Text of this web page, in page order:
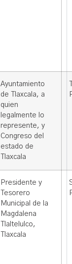
Ayuntamiento
de Tlaxcala, a
quien
legalmente lo
represente, y
Congreso del
estado de
Tlaxcala
Presidente y
Tesorero
Municipal de la
Magdalena
Tlaltelulco,
Tlaxcala